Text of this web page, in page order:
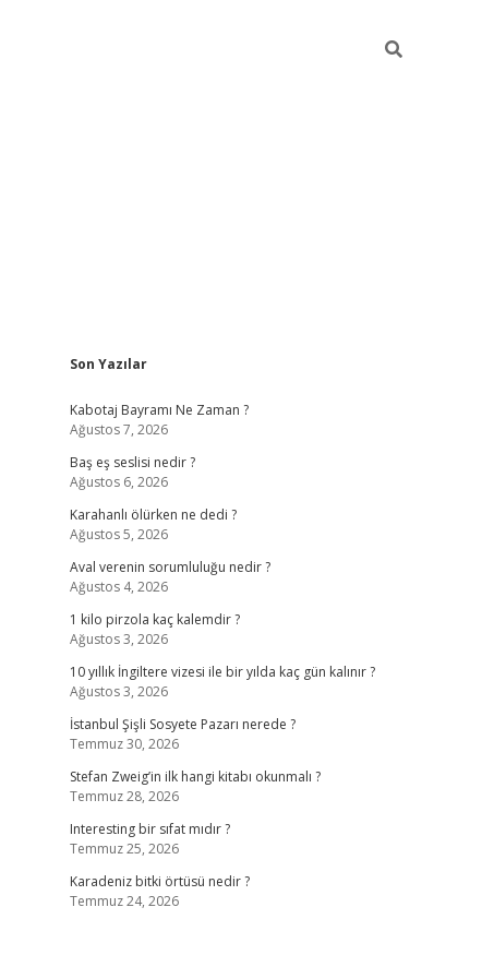
Sidebar
Son Yazılar
Kabotaj Bayramı Ne Zaman ?
Ağustos 7, 2026
Baş eş seslisi nedir ?
Ağustos 6, 2026
Karahanlı ölürken ne dedi ?
Ağustos 5, 2026
Aval verenin sorumluluğu nedir ?
Ağustos 4, 2026
1 kilo pirzola kaç kalemdir ?
Ağustos 3, 2026
10 yıllık İngiltere vizesi ile bir yılda kaç gün kalınır ?
Ağustos 3, 2026
İstanbul Şişli Sosyete Pazarı nerede ?
Temmuz 30, 2026
Stefan Zweig’in ilk hangi kitabı okunmalı ?
Temmuz 28, 2026
Interesting bir sıfat mıdır ?
Temmuz 25, 2026
Karadeniz bitki örtüsü nedir ?
Temmuz 24, 2026